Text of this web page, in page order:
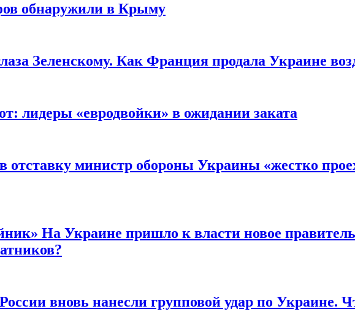
обнаружили в Крыму
Зеленскому. Как Франция продала Украине
лидеры «евродвойки» в ожидании заката
отставку министр обороны Украины «жестко
На Украине пришло к власти новое
вновь нанесли групповой удар по Украине.